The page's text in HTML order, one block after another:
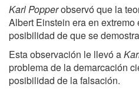
Karl Popperobservó que la
Albert Einstein era en
posibilidad de que se
Esta observación le llevó a
problema de la demarcación
posibilidad de la falsación.